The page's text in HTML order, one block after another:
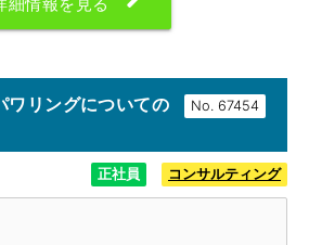
細情報を見る
No.
ワリングについての
正社員 コンサルティング